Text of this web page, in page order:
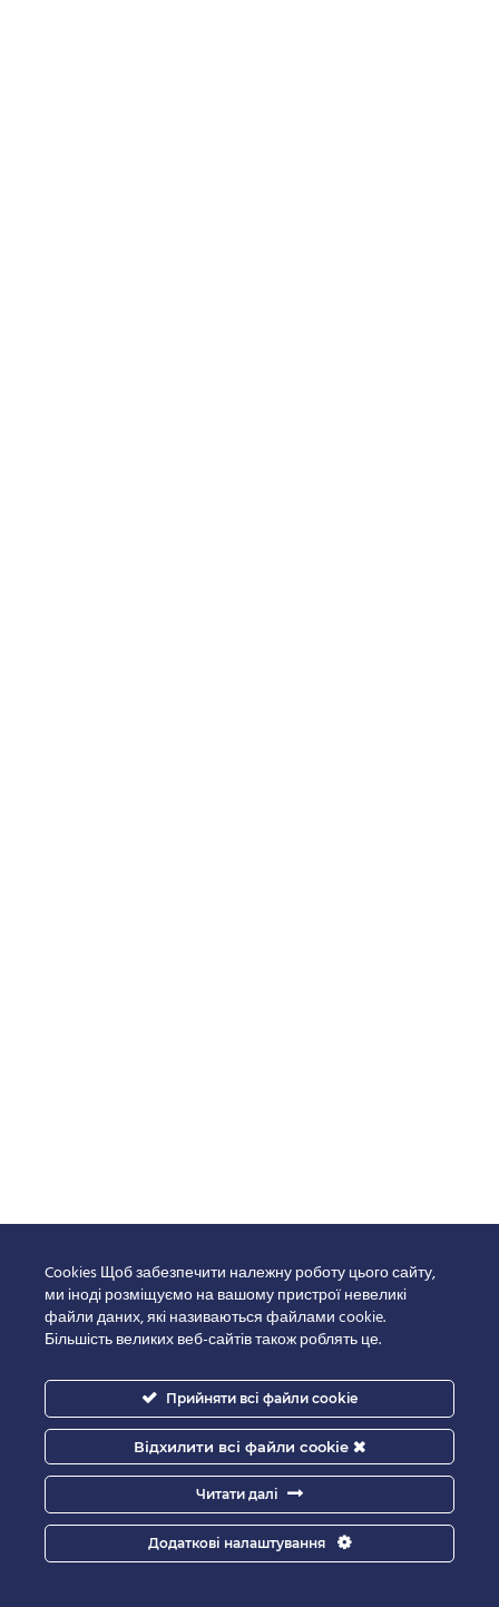
Cookies Щоб забезпечити належну роботу цього сайту,
ми іноді розміщуємо на вашому пристрої невеликі
файли даних, які називаються файлами cookie.
Більшість великих веб-сайтів також роблять це.
Прийняти всі файли cookie
Відхилити всі файли cookie
Читати далі
Додаткові налаштування